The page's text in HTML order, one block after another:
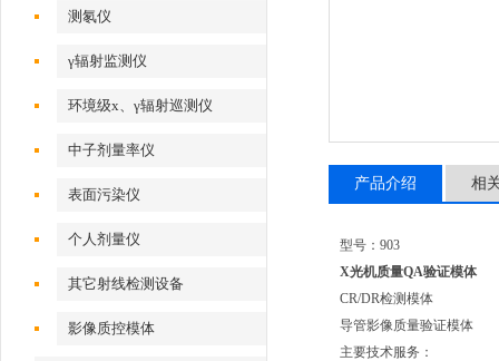
测氡仪
γ辐射监测仪
环境级x、γ辐射巡测仪
中子剂量率仪
表面污染仪
个人剂量仪
其它射线检测设备
影像质控模体
产品介绍 相
型号：903
X光机质量QA验证模体
CR/DR检测模体
导管影像质量验证模体
主要技术服务：